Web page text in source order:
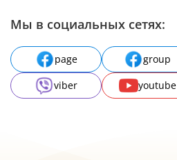
Мы в социальных сетях:
page group
viber
youtube